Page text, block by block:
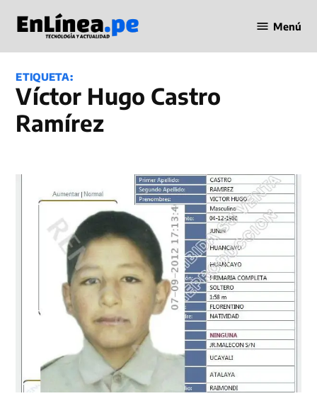
contenido
en Línea
Menú
ETIQUETA:
Víctor Hugo Castro
Ramírez